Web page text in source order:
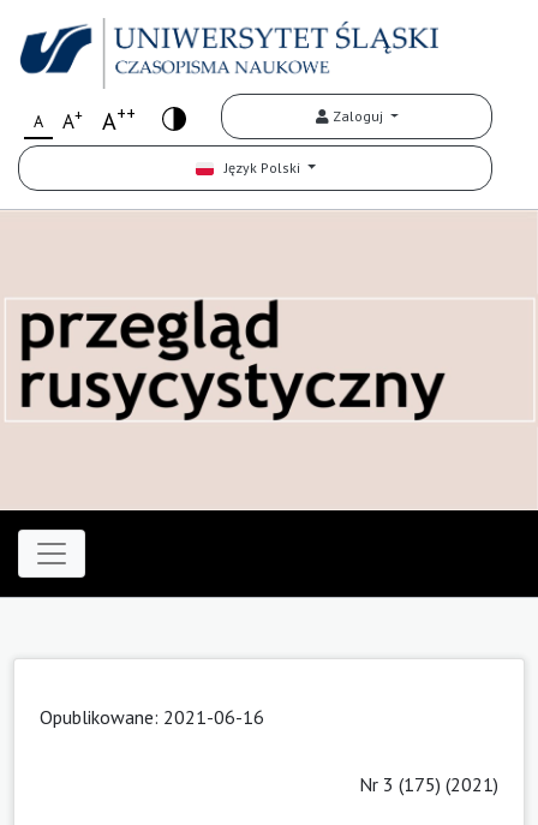
A A+ A++ Zaloguj
Język Polski
Opublikowane: 2021-06-16
Nr 3 (175) (2021)